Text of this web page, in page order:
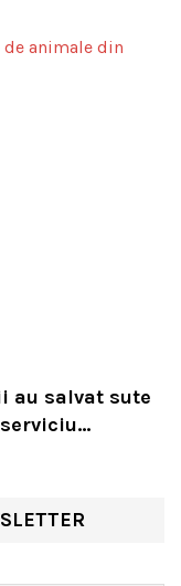
au salvat sute